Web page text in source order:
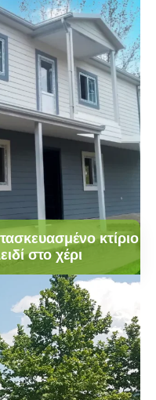
κτίριο
στο χέρι